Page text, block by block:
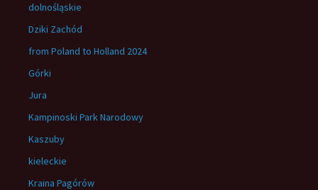
dolnośląskie
Dziki Zachód
from Poland to Holland 2024
Górki
Jura
Kampinoski Park Narodowy
Kaszuby
kieleckie
Kraina Pagórów